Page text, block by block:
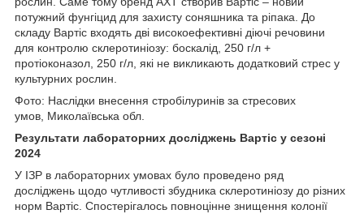
потужний фунгіцид для захисту соняшника та ріпака. До
складу Вартіс входять дві високоефективні діючі речовини
для контролю склеротиніозу: боскалід, 250 г/л +
протіоконазол, 250 г/л, які не викликають додатковий стрес у
культурних рослин.
Фото: Наслідки внесення стробілуринів за стресових
умов, Миколаївська обл.
Результати лабораторних досліджень Вартіс у сезоні
2024
У ІЗР в лабораторних умовах було проведено ряд
досліджень щодо чутливості збудника склеротиніозу до різних
норм Вартіс. Спостерігалось повноцінне знищення колонії